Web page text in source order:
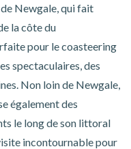
Newgale , qui fait
la côte du
pour le coasteering
spectaculaires, des
Non loin de Newgale,
également des
le long de son littoral
incontournable pour